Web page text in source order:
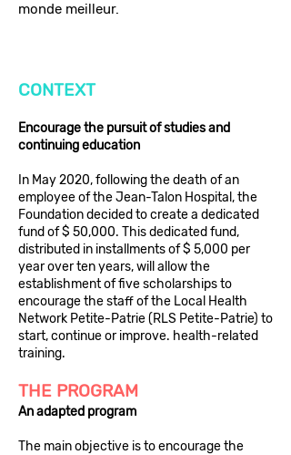
monde meilleur.
CONTEXT
Encourage the pursuit of studies and
continuing education
In May 2020, following the death of an
employee of the Jean-Talon Hospital, the
Foundation decided to create a dedicated
fund of $ 50,000. This dedicated fund,
distributed in installments of $ 5,000 per
year over ten years, will allow the
establishment of five scholarships to
encourage the staff of the Local Health
Network Petite-Patrie (RLS Petite-Patrie) to
start, continue or improve. health-related
training.
THE PROGRAM
An adapted program
The main objective is to encourage the